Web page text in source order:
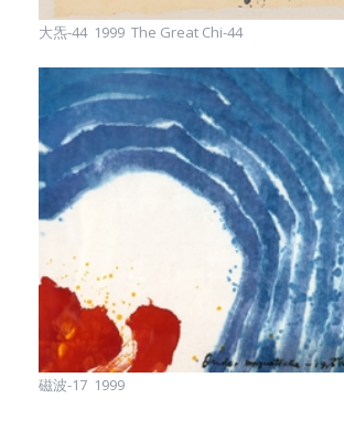
大炁-44 1999 The Great Chi-44
磁波-17 1999